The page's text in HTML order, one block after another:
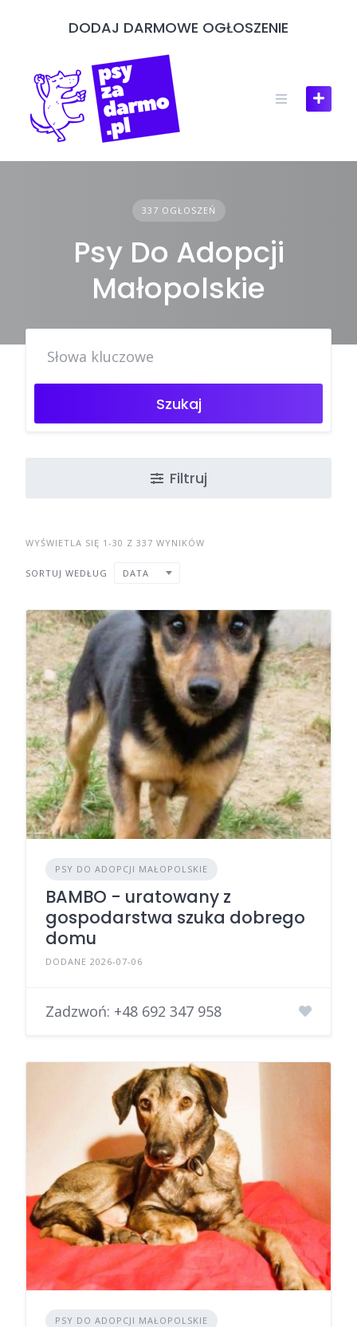
DODAJ DARMOWE OGŁOSZENIE
337 OGŁOSZEŃ
Psy Do Adopcji
Małopolskie
Szukaj
Filtruj
WYŚWIETLA SIĘ 1-30 Z 337 WYNIKÓW
SORTUJ WEDŁUG DATA
PSY DO ADOPCJI MAŁOPOLSKIE
BAMBO - uratowany z
gospodarstwa szuka dobrego
domu
DODANE 2026-07-06
Zadzwoń: +48 692 347 958
PSY DO ADOPCJI MAŁOPOLSKIE